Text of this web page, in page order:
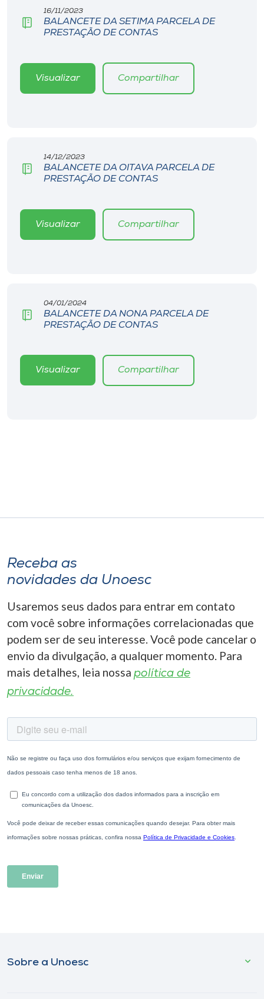
16/11/2023
BALANCETE DA SETIMA PARCELA DE
PRESTAÇÃO DE CONTAS
Visualizar Compartilhar
14/12/2023
BALANCETE DA OITAVA PARCELA DE
PRESTAÇÃO DE CONTAS
Visualizar Compartilhar
04/01/2024
BALANCETE DA NONA PARCELA DE
PRESTAÇÃO DE CONTAS
Visualizar Compartilhar
Receba as
novidades da Unoesc
Usaremos seus dados para entrar em contato
com você sobre informações correlacionadas que
podem ser de seu interesse. Você pode cancelar o
envio da divulgação, a qualquer momento. Para
mais detalhes, leia nossa política de
privacidade.
Sobre a Unoesc